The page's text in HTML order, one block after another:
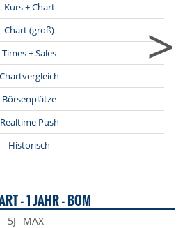
Kurs + Chart
Chart (groß)
Times + Sales
Chartvergleich
Börsenplätze
Realtime Push
Historisch
>
- 1 JAHR - BOM
5J MAX